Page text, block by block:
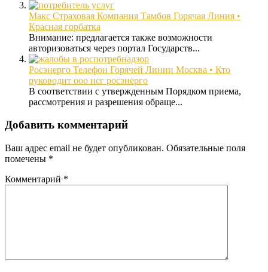
Макс Страховая Компания Тамбов Горячая Линия •
Красная горбатка
Внимание: предлагается также возможности
авторизоваться через портал Государств...
Росэнерго Телефон Горячей Линии Москва • Кто
руководит ооо нсг росэнерго
В соответствии с утвержденным Порядком приема,
рассмотрения и разрешения обраще...
Добавить комментарий
Ваш адрес email не будет опубликован. Обязательные поля
помечены *
Комментарий *